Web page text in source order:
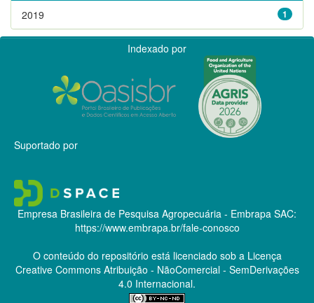
1
2019
Indexado por
Suportado por
Empresa Brasileira de Pesquisa Agropecuária - Embrapa SAC:
https://www.embrapa.br/fale-conosco
O conteúdo do repositório está licenciado sob a Licença
Creative CommonsAtribuição - NãoComercial - SemDerivações
4.0 Internacional.